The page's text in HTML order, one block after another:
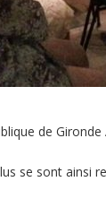
de
se sont